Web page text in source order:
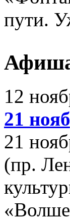
пути.
12
21
21
(пр.